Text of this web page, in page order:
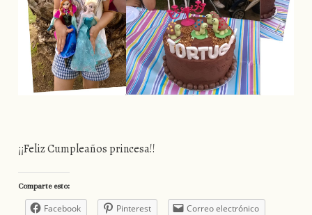
¡¡Feliz Cumpleaños princesa!!
Comparte esto:
Facebook Pinterest
Correo electrónico